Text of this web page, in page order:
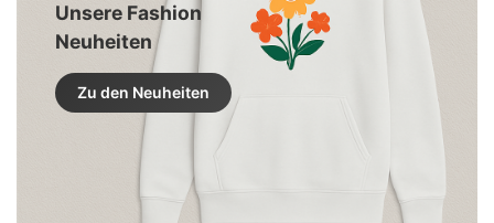
Unsere Fashion
Neuheiten
Zu den Neuheiten